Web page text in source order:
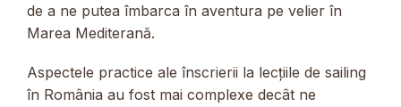
de a ne putea îmbarca în aventura pe velier în
Marea Mediterană.
Aspectele practice ale înscrierii la lecțiile de sailing
în România au fost mai complexe decât ne